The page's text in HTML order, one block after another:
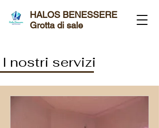
HALOS BENESSERE
Grotta di sale
I nostri servizi